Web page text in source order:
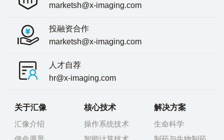
marketsh@x-imaging.com
投融资合作
marketsh@x-imaging.com
人才自荐
hr@x-imaging.com
关于汇像
汇像介绍
核心技术
操作系统技术
解决方案
生命科学